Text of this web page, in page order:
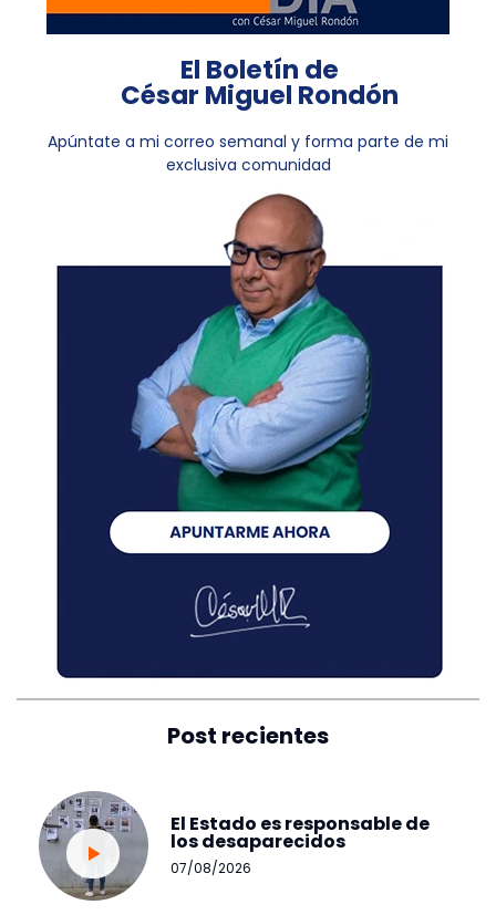
El Boletín de
César Miguel Rondón
Apúntate a mi correo semanal y forma parte de mi
exclusiva comunidad
Post recientes
El Estado es responsable de
los desaparecidos
07/08/2026